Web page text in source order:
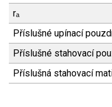
rₐ
Příslušné upínací
Příslušné stahovací
Příslušná stahovací